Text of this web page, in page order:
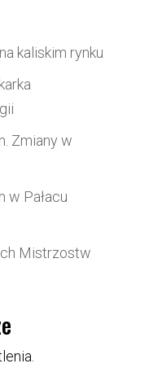
kaliskim rynku
Zmiany w
w Pałacu
Mistrzostw